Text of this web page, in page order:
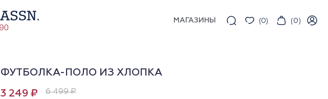
МАГАЗИНЫ (0) (0)
ФУТБОЛКА-ПОЛО ИЗ ХЛОПКА
3 249 ₽ 6 499 ₽